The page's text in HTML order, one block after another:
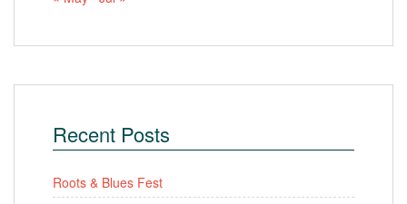
Recent Posts
Roots & Blues Fest